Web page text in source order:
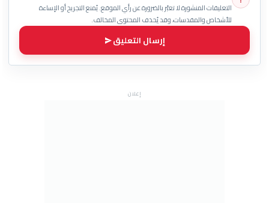
التعليقات المنشورة لا تعبّر بالضرورة عن رأي الموقع. يُمنع التجريح أو الإساءة
للأشخاص والمقدسات، وقد يُحذف المحتوى المخالف.
إرسال التعليق
إعلان